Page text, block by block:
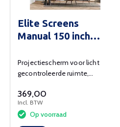
Elite Screens
Manual 150 inch
Projectiescherm voor licht
gecontroleerde ruimte,
369,00
Incl. BTW
Op voorraad